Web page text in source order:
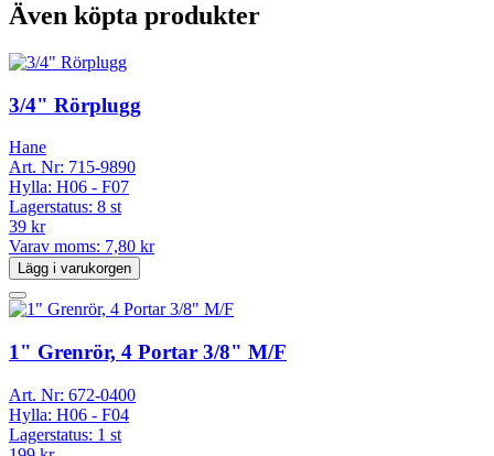
Även köpta produkter
3/4" Rörplugg
Hane
Art. Nr: 715-9890
Hylla: H06 - F07
Lagerstatus: 8 st
39 kr
Varav moms: 7,80 kr
Lägg i varukorgen
1" Grenrör, 4 Portar 3/8" M/F
Art. Nr: 672-0400
Hylla: H06 - F04
Lagerstatus: 1 st